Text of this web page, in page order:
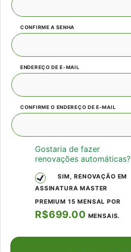
CONFIRME A SENHA
ENDEREÇO DE E-MAIL
CONFIRME O ENDEREÇO DE E-MAIL
Gostaria de fazer
renovações automáticas?
SIM, RENOVAÇÃO EM
ASSINATURA MASTER
PREMIUM 15 MENSAL POR
R$699.00 MENSAIS.